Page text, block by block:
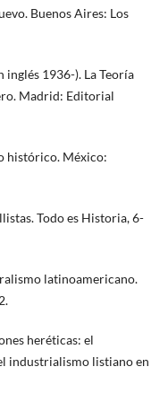
Buenos Aires: Los
inglés 1936-). La Teoría
Madrid: Editorial
histórico. México:
Todo es Historia, 6-
latinoamericano.
heréticas: el
industrialismo listiano en